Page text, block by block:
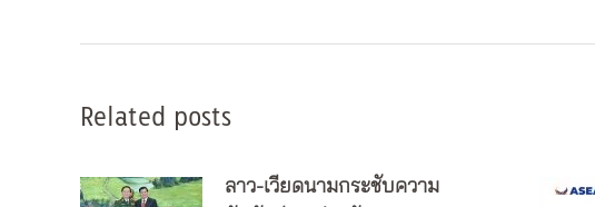
Related posts
ลาว-เวียดนามกระชับความ